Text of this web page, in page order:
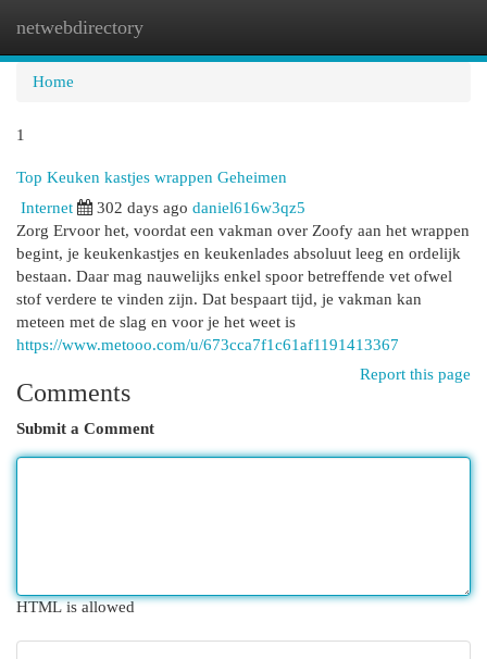
netwebdirectory
Home
1
Top Keuken kastjes wrappen Geheimen
Internet
302 days ago daniel616w3qz5
Zorg Ervoor het, voordat een vakman over Zoofy aan het wrappen
begint, je keukenkastjes en keukenlades absoluut leeg en ordelijk
bestaan. Daar mag nauwelijks enkel spoor betreffende vet ofwel
stof verdere te vinden zijn. Dat bespaart tijd, je vakman kan
meteen met de slag en voor je het weet is
https://www.metooo.com/u/673cca7f1c61af1191413367
Report this page
Comments
Submit a Comment
HTML is allowed